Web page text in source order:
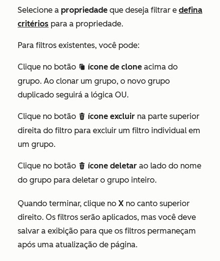
Selecione a propriedade que deseja filtrar e defina
critérios para a propriedade.
Para filtros existentes, você pode:
Clique no botão duplicate ícone de clone acima do
grupo. Ao clonar um grupo, o novo grupo
duplicado seguirá a lógica OU.
Clique no botão delete ícone excluir na parte superior
direita do filtro para excluir um filtro individual em
um grupo.
Clique no botão delete ícone deletar ao lado do nome
do grupo para deletar o grupo inteiro.
Quando terminar, clique no X no canto superior
direito. Os filtros serão aplicados, mas você deve
salvar a exibição para que os filtros permaneçam
após uma atualização de página.